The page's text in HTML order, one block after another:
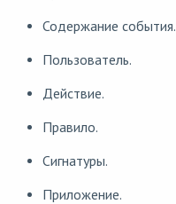
Содержание события.
Пользователь.
Действие.
Правило.
Сигнатуры.
Приложение.